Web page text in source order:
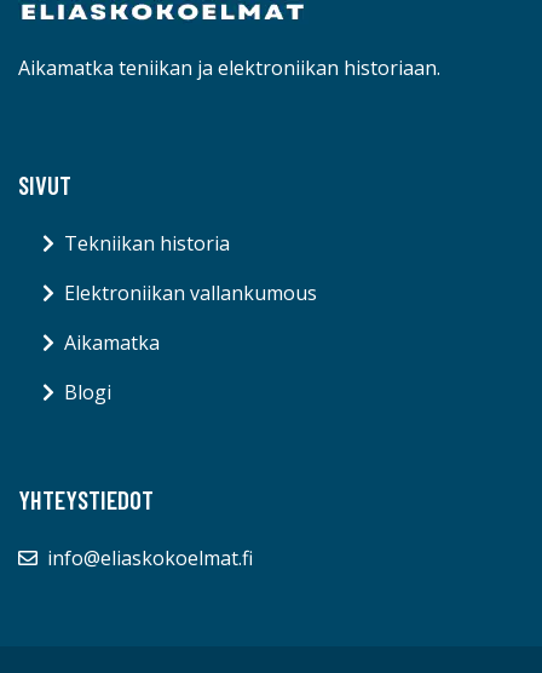
Aikamatka teniikan ja elektroniikan historiaan.
SIVUT
Tekniikan historia
Elektroniikan vallankumous
Aikamatka
Blogi
YHTEYSTIEDOT
info@eliaskokoelmat.fi